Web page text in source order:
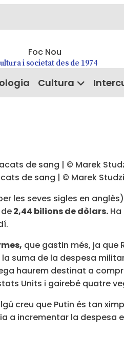
i societat des de 1974
Cultura
de sang | © Marek
les seves sigles en
2,44 bilions de dòlars.
que gastin més, ja que
de la despesa
haurem destinat a
Units i gairebé quatre
creu que Putin és tan
a incrementar la despesa